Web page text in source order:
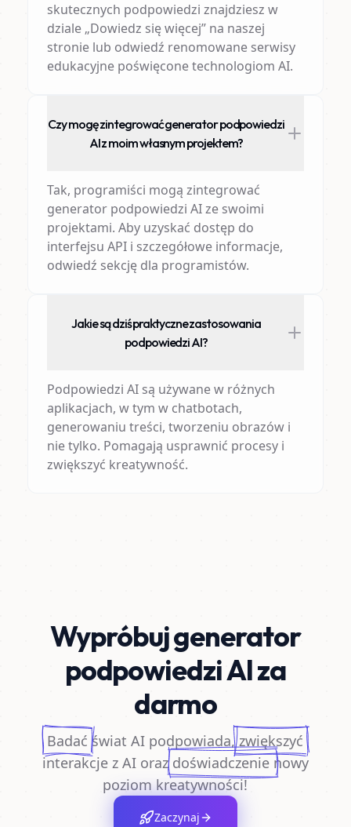
skutecznych podpowiedzi znajdziesz w
dziale „Dowiedz się więcej” na naszej
stronie lub odwiedź renomowane serwisy
edukacyjne poświęcone technologiom AI.
Czy mogę zintegrować generator podpowiedzi
AI z moim własnym projektem?
Tak, programiści mogą zintegrować
generator podpowiedzi AI ze swoimi
projektami. Aby uzyskać dostęp do
interfejsu API i szczegółowe informacje,
odwiedź sekcję dla programistów.
Jakie są dziś praktyczne zastosowania
podpowiedzi AI?
Podpowiedzi AI są używane w różnych
aplikacjach, w tym w chatbotach,
generowaniu treści, tworzeniu obrazów i
nie tylko. Pomagają usprawnić procesy i
zwiększyć kreatywność.
Wypróbuj generator
podpowiedzi AI za
darmo
Badać świat AI podpowiada, zwiększyć
interakcje z AI oraz doświadczenie nowy
poziom kreatywności!
Zaczynaj